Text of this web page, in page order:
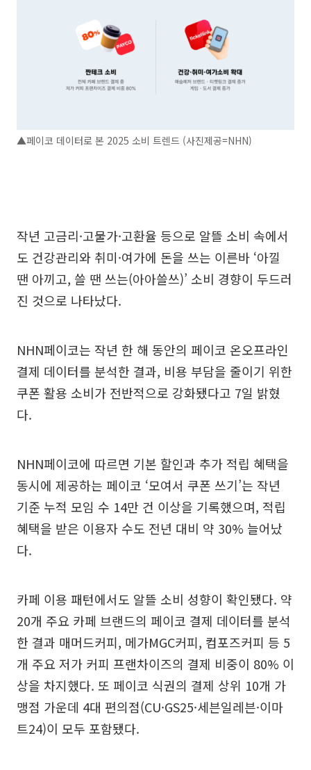
▲페이코 데이터로 본 2025 소비 트렌드 (사진제공=NHN)
작년 고금리·고물가·고환율 등으로 알뜰 소비 속에서
도 건강관리와 취미·여가에 돈을 쓰는 이른바 ‘아낄
땐 아끼고, 쓸 땐 쓰는(아아쓸쓰)’ 소비 경향이 두드러
진 것으로 나타났다.
NHN페이코는 작년 한 해 동안의 페이코 온오프라인
결제 데이터를 분석한 결과, 비용 부담을 줄이기 위한
쿠폰 활용 소비가 전반적으로 강화됐다고 7일 밝혔
다.
NHN페이코에 따르면 기본 할인과 추가 적립 혜택을
동시에 제공하는 페이코 ‘모여서 쿠폰 쓰기’는 작년
기준 누적 모임 수 14만 건 이상을 기록했으며, 적립
혜택을 받은 이용자 수도 전년 대비 약 30% 늘어났
다.
카페 이용 패턴에서도 알뜰 소비 성향이 확인됐다. 약
20개 주요 카페 브랜드의 페이코 결제 데이터를 분석
한 결과 매머드커피, 메가MGC커피, 컴포즈커피 등 5
개 주요 저가 커피 프랜차이즈의 결제 비중이 80% 이
상을 차지했다. 또 페이코 식권의 결제 상위 10개 가
맹점 가운데 4대 편의점(CU·GS25·세븐일레븐·이마
트24)이 모두 포함됐다.